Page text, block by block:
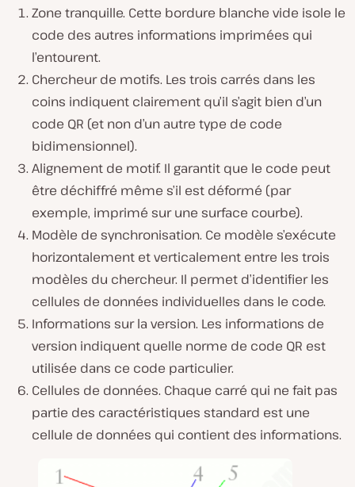
Zone tranquille. Cette bordure blanche vide isole le
code des autres informations imprimées qui
l’entourent.
Chercheur de motifs. Les trois carrés dans les
coins indiquent clairement qu’il s’agit bien d’un
code QR (et non d’un autre type de code
bidimensionnel).
Alignement de motif. Il garantit que le code peut
être déchiffré même s’il est déformé (par
exemple, imprimé sur une surface courbe).
Modèle de synchronisation. Ce modèle s’exécute
horizontalement et verticalement entre les trois
modèles du chercheur. Il permet d’identifier les
cellules de données individuelles dans le code.
Informations sur la version. Les informations de
version indiquent quelle norme de code QR est
utilisée dans ce code particulier.
Cellules de données. Chaque carré qui ne fait pas
partie des caractéristiques standard est une
cellule de données qui contient des informations.